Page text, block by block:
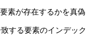
素が存在するかを真偽
する要素のインデック